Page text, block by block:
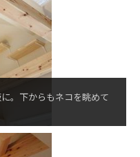
。下からもネコを眺めて